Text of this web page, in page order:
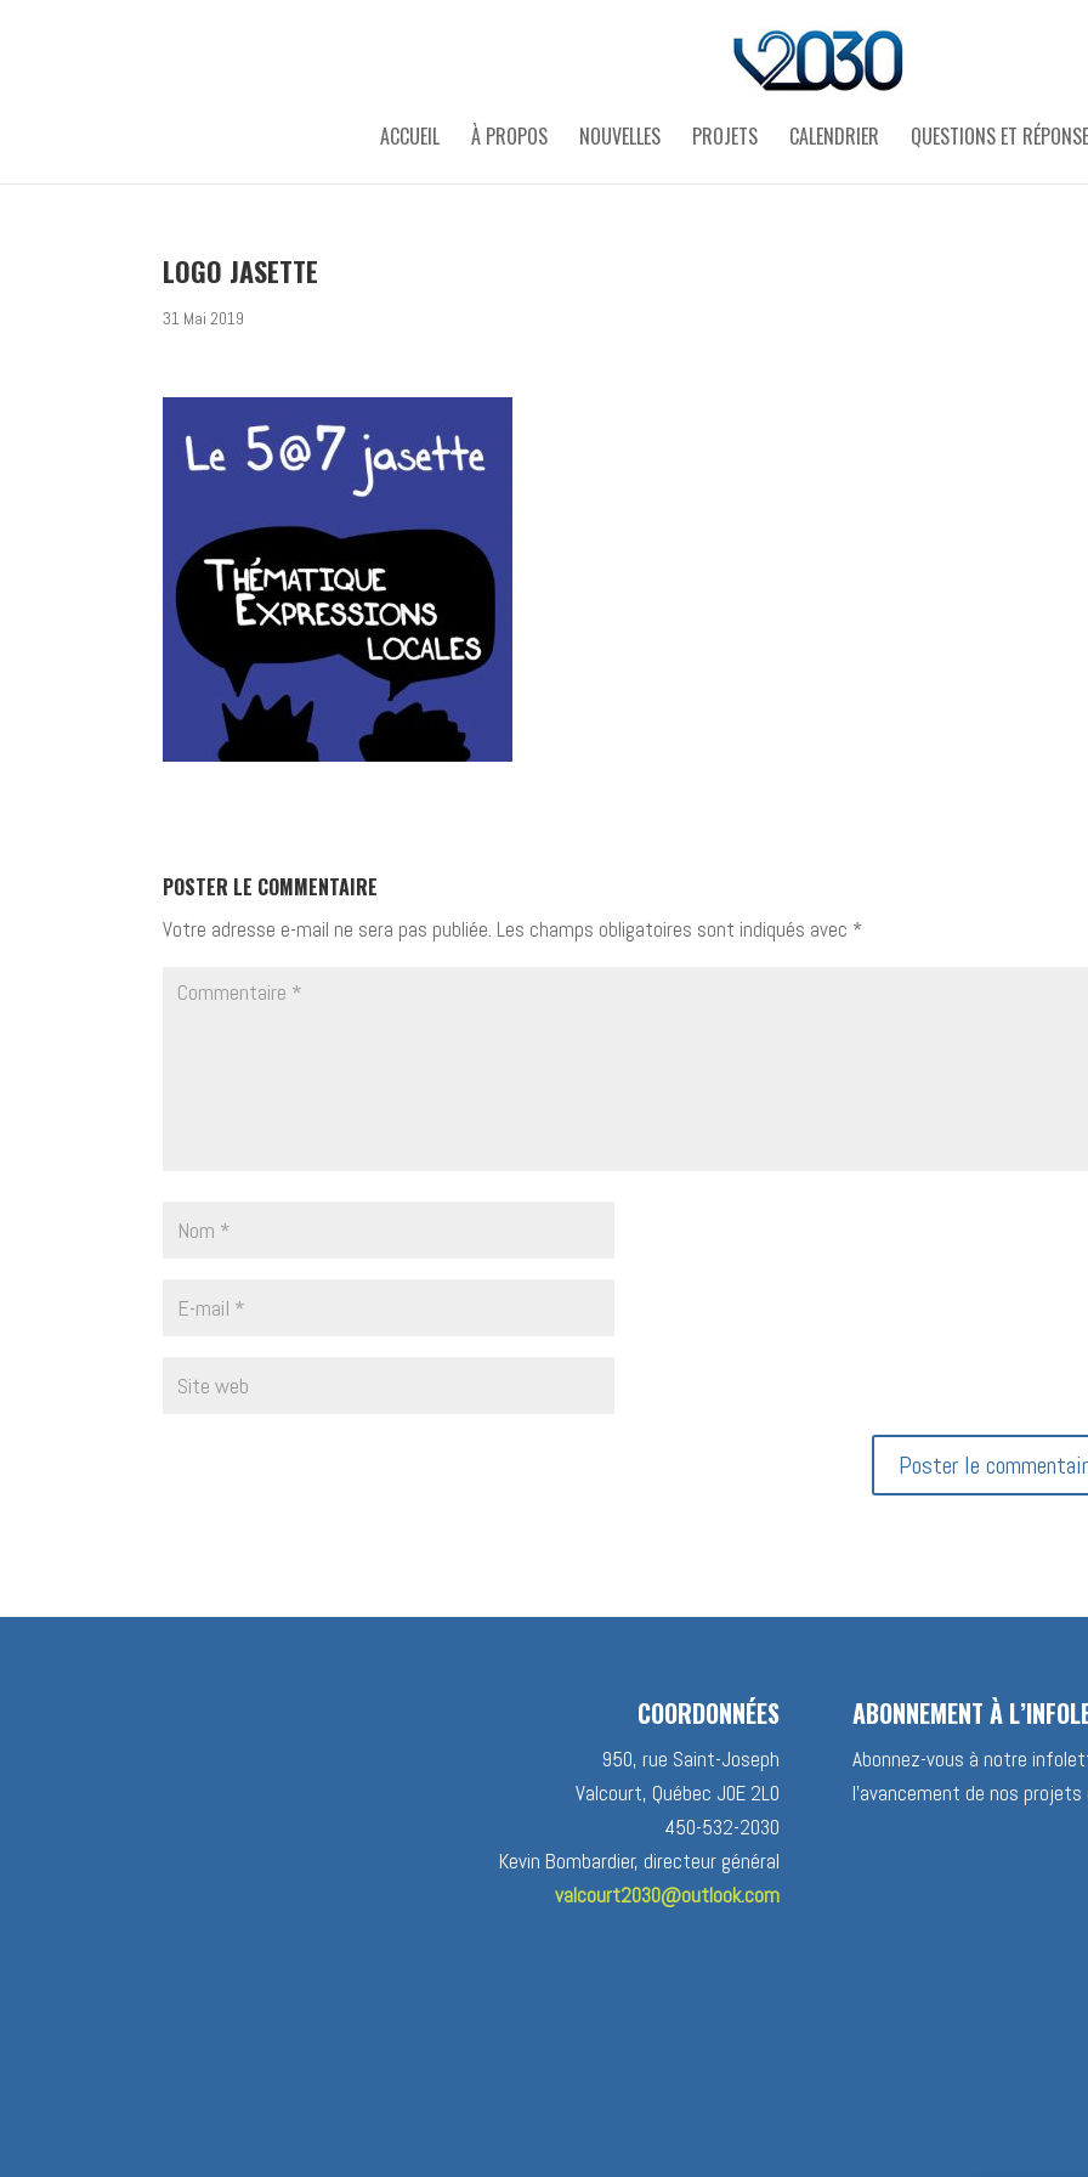
ACCUEIL À PROPOS NOUVELLES PROJETS CALENDRIER QUESTIONS ET
LOGO JASETTE
31 Mai 2019
POSTER LE COMMENTAIRE
Votre adresse e-mail ne sera pas publiée. Les champs obligatoires sont indiqués avec *
COORDONNÉES
950, rue Saint-Joseph
Valcourt, Québec J0E 2L0
450-532-2030
Kevin Bombardier, directeur général
valcourt2030@outlook.com
ABONNEMENT À
Abonnez-vous à notre
l’avancement de nos